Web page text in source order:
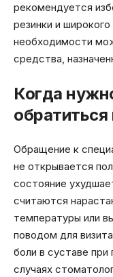
рекомендуется
резинки и
необходимости
средства,
Когда
обратиться
Обращение к
не открывается
состояние
считаются
температуры или
поводом для
боли в суставе
случаях